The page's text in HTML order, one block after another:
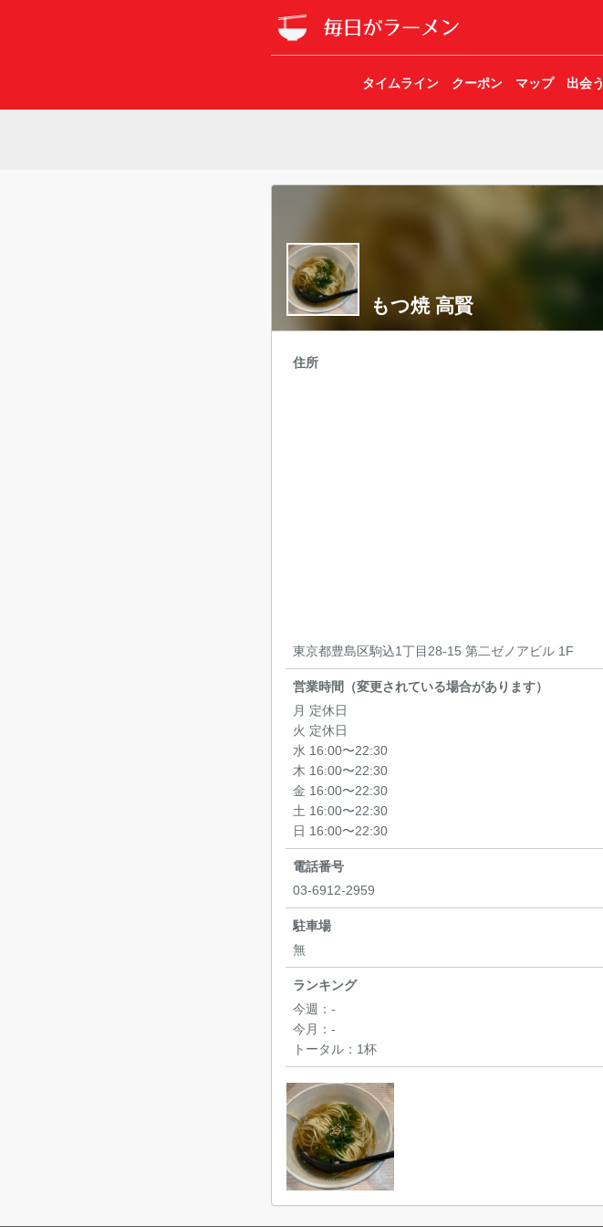
タイムライン クーポン マップ 出会う
もつ焼 高賢
住所
東京都豊島区駒込1丁目28-15 第二ゼノアビル 1F
営業時間（変更されている場合があります）
月 定休日
火 定休日
水 16:00〜22:30
木 16:00〜22:30
金 16:00〜22:30
土 16:00〜22:30
日 16:00〜22:30
電話番号
03-6912-2959
駐車場
無
ランキング
今週： -
今月： -
トータル： 1杯